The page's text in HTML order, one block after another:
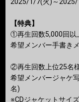
【特典】
①再生回数5,000回以
希望メンバー手書き
②再生回数上位25名
希望メンバージャケ
名)
※CDジャケットサイ